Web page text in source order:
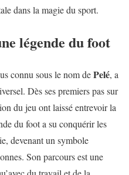
dans la magie du sport.
légende du foot
connu sous le nom dePelé, a
Dès ses premiers pas sur
du jeu ont laissé entrevoir la
du foot a su conquérir les
devenant un symbole
Son parcours est une